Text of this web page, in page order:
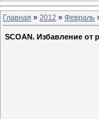
Главная » 2012 » Февраль
SCOAN. Избавление от